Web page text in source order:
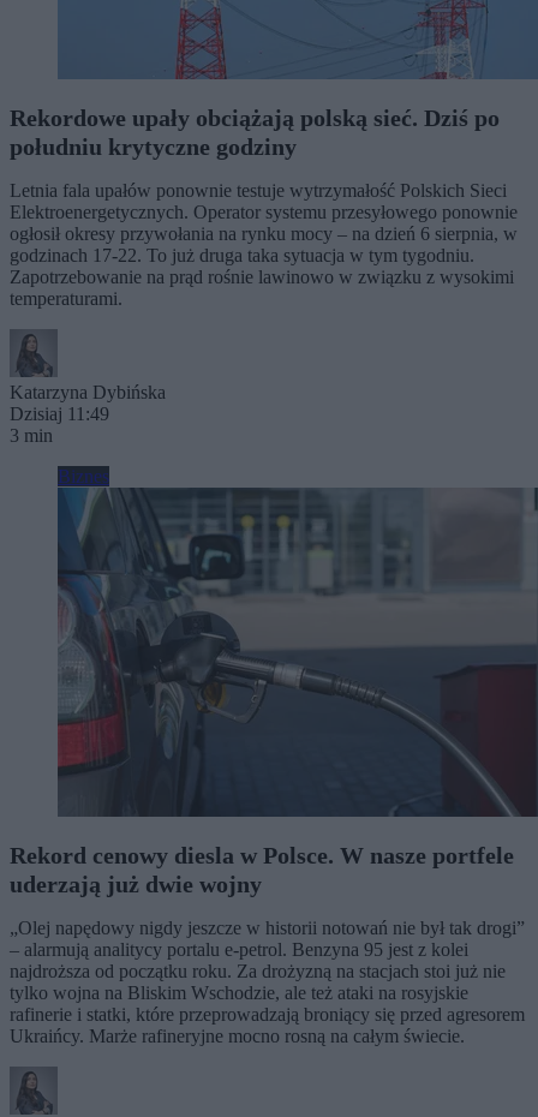
Rekordowe upały obciążają polską sieć. Dziś po
południu krytyczne godziny
Letnia fala upałów ponownie testuje wytrzymałość Polskich Sieci
Elektroenergetycznych. Operator systemu przesyłowego ponownie
ogłosił okresy przywołania na rynku mocy – na dzień 6 sierpnia, w
godzinach 17-22. To już druga taka sytuacja w tym tygodniu.
Zapotrzebowanie na prąd rośnie lawinowo w związku z wysokimi
temperaturami.
Katarzyna Dybińska
Dzisiaj 11:49
3 min
Biznes
Rekord cenowy diesla w Polsce. W nasze portfele
uderzają już dwie wojny
„Olej napędowy nigdy jeszcze w historii notowań nie był tak drogi”
– alarmują analitycy portalu e-petrol. Benzyna 95 jest z kolei
najdroższa od początku roku. Za drożyzną na stacjach stoi już nie
tylko wojna na Bliskim Wschodzie, ale też ataki na rosyjskie
rafinerie i statki, które przeprowadzają broniący się przed agresorem
Ukraińcy. Marże rafineryjne mocno rosną na całym świecie.